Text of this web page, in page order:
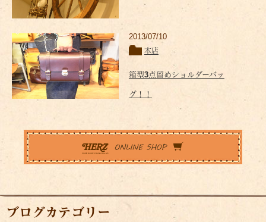
2013/07/10
本店
箱型3点留めショルダーバッ
グ！！
ブログカテゴリー